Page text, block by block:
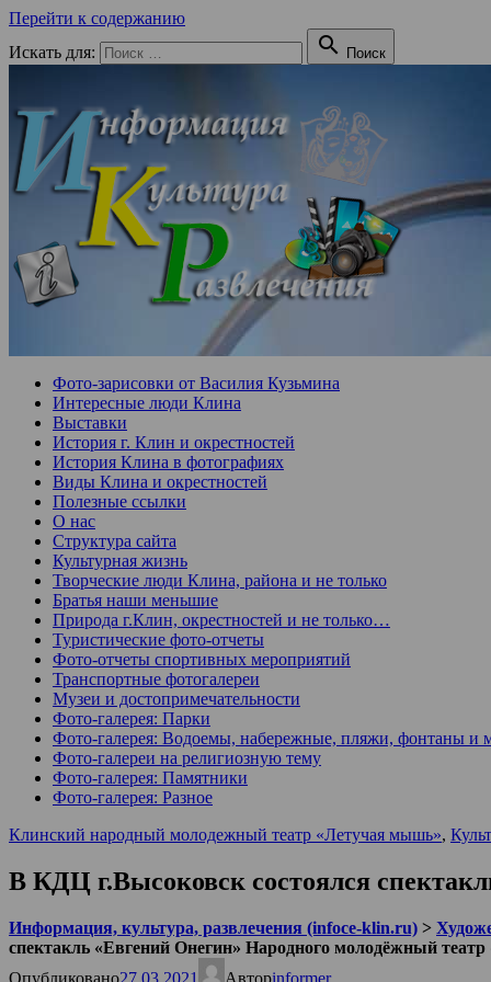
Перейти к содержанию
Искать для:
 Поиск
Фото-зарисовки от Василия Кузьмина
Интересные люди Клина
Выставки
История г. Клин и окрестностей
История Клина в фотографиях
Виды Клина и окрестностей
Полезные ссылки
О нас
Структура сайта
Культурная жизнь
Творческие люди Клина, района и не только
Братья наши меньшие
Природа г.Клин, окрестностей и не только…
Туристические фото-отчеты
Фото-отчеты спортивных мероприятий
Транспортные фотогалереи
Музеи и достопримечательности
Фото-галерея: Парки
Фото-галерея: Водоемы, набережные, пляжи, фонтаны и
Фото-галереи на религиозную тему
Фото-галерея: Памятники
Фото-галерея: Разное
Клинский народный молодежный театр «Летучая мышь»,
В КДЦ г.Высоковск состоялся
Информация, культура, развлечения (infoce-klin.ru) >
спектакль «Евгений Онегин» Народного молодёжный
Опубликовано27.03.2021 Авторinformer